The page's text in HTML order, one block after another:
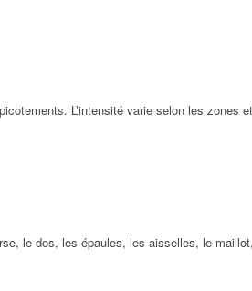
L’intensité varie selon les zones
le dos, les épaules, les aisselles, le